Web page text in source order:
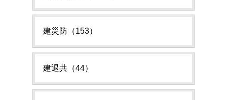
建災防（153）
建退共（44）